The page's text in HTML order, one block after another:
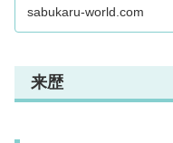
sabukaru-world.com
来歴